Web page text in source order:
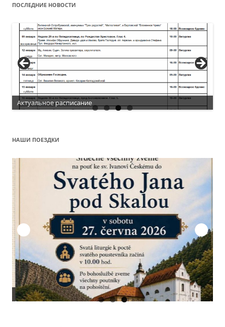
ПОСЛЕДНИЕ НОВОСТИ
Актуальное расписание
НАШИ ПОЕЗДКИ